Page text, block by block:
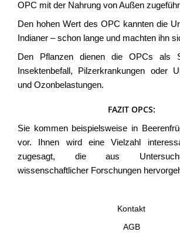
OPC mit der Nahrung von Außen
Den hohen Wert des OPC kannten die
Indianer – schon lange und machten ihn
Den Pflanzen dienen die OPCs als
Insektenbefall, Pilzerkrankungen oder
und Ozonbelastungen.
FAZIT OPCS:
Sie kommen beispielsweise in
vor. Ihnen wird eine Vielzahl
zugesagt, die aus
wissenschaftlicher Forschungen
Kontakt
AGB